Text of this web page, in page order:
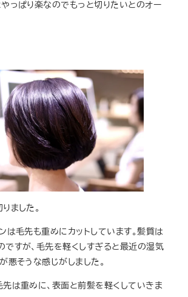
っぱり楽なのでもっと切りたいとのオー
ました。
は毛先も重めにカットしています。髪質は
ですが、毛先を軽くしすぎると最近の湿気
悪そうな感じがしました。
先は重めに、表面と前髪を軽くしていきま